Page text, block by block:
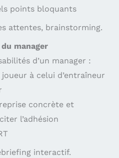
points bloquants
attentes, brainstorming.
manager
d’un manager :
à celui d’entraîneur
concrète et
l’adhésion
interactif.